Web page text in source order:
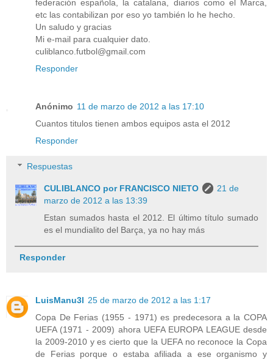
federación española, la catalana, diarios como el Marca,
etc las contabilizan por eso yo también lo he hecho.
Un saludo y gracias
Mi e-mail para cualquier dato.
culiblanco.futbol@gmail.com
Responder
Anónimo 11 de marzo de 2012 a las 17:10
Cuantos titulos tienen ambos equipos asta el 2012
Responder
Respuestas
CULIBLANCO por FRANCISCO NIETO
21 de
marzo de 2012 a las 13:39
Estan sumados hasta el 2012. El último título sumado
es el mundialito del Barça, ya no hay más
Responder
LuisManu3l 25 de marzo de 2012 a las 1:17
Copa De Ferias (1955 - 1971) es predecesora a la COPA
UEFA (1971 - 2009) ahora UEFA EUROPA LEAGUE desde
la 2009-2010 y es cierto que la UEFA no reconoce la Copa
de Ferias porque o estaba afiliada a ese organismo y